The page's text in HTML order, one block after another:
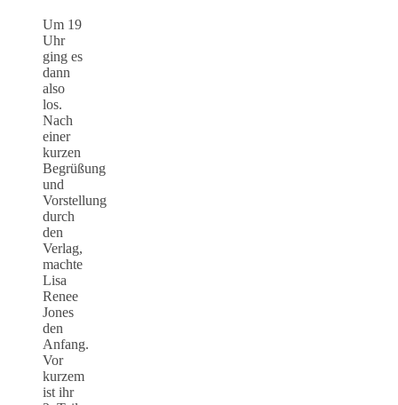
Um 19
Uhr
ging es
dann
also
los.
Nach
einer
kurzen
Begrüßung
und
Vorstellung
durch
den
Verlag,
machte
Lisa
Renee
Jones
den
Anfang.
Vor
kurzem
ist ihr